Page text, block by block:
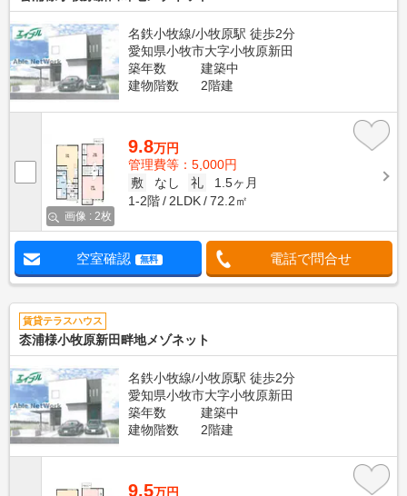
名鉄小牧線/小牧原駅 徒歩2分
愛知県小牧市大字小牧原新田
築年数
建築中
建物階数
2階建
画像 : 2枚
9.8万円
管理費等：5,000円
敷
なし 礼
1.5ヶ月
1-2階
2LDK 72.2㎡
空室確認 無料 電話で問合せ
賃貸テラスハウス
枩浦様小牧原新田畔地メゾネット
名鉄小牧線/小牧原駅 徒歩2分
愛知県小牧市大字小牧原新田
築年数
建築中
建物階数
2階建
9.5万円